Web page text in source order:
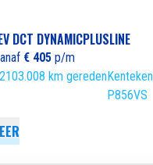
DCT DYNAMICPLUSLINE
€ 405 p/m
103.008 km geredenKenteken
P856VS